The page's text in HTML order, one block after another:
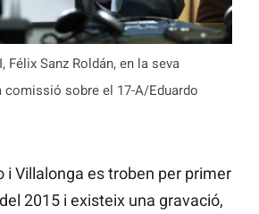
Félix Sanz Roldán, en la seva
comissió sobre el 17-A/Eduardo
i Villalonga es troben per primer
2015 i existeix una gravació,